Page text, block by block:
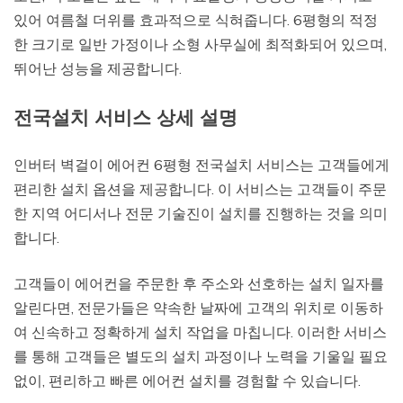
있어 여름철 더위를 효과적으로 식혀줍니다. 6평형의 적정
한 크기로 일반 가정이나 소형 사무실에 최적화되어 있으며,
뛰어난 성능을 제공합니다.
전국설치 서비스 상세 설명
인버터 벽걸이 에어컨 6평형 전국설치 서비스는 고객들에게
편리한 설치 옵션을 제공합니다. 이 서비스는 고객들이 주문
한 지역 어디서나 전문 기술진이 설치를 진행하는 것을 의미
합니다.
고객들이 에어컨을 주문한 후 주소와 선호하는 설치 일자를
알린다면, 전문가들은 약속한 날짜에 고객의 위치로 이동하
여 신속하고 정확하게 설치 작업을 마칩니다. 이러한 서비스
를 통해 고객들은 별도의 설치 과정이나 노력을 기울일 필요
없이, 편리하고 빠른 에어컨 설치를 경험할 수 있습니다.